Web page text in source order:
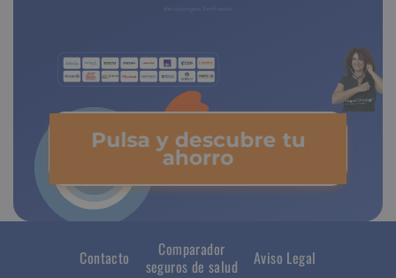
Pulsa y descubre tu
ahorro
Contacto
Comparador
seguros de salud
Aviso Legal